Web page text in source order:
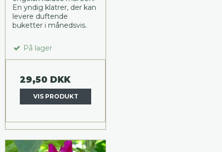
En yndig klatrer, der kan
levere duftende
buketter i månedsvis.
På lager
29,50 DKK
VIS PRODUKT